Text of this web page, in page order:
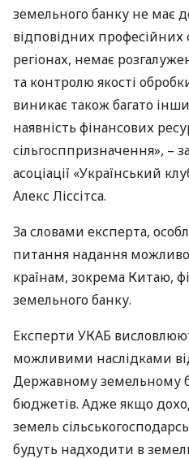
земельного банку не має
відповідних професійних
регіонах, немає
та контролю якості
виникає також багато
наявність фінансових
сільгосппризначення», –
асоціації «Український
Алекс Ліссітса.
За словами експерта,
питання надання
країнам, зокрема Китаю,
земельного банку.
Експерти УКАБ
можливими наслідками
Державному земельному
бюджетів. Адже якщо
земель
будуть надходити в